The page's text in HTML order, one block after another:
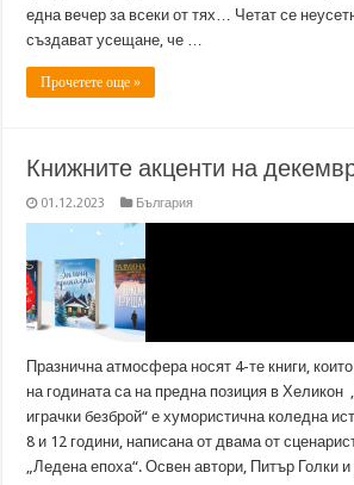
една вечер за всеки от тях… Четат се
създават усещане, че …
Прочетете още »
Книжните акценти на
01.12.2023 България
Празнична атмосфера носят 4-те книги,
на годината са на предна позиция в
играчки безброй“ е хумористична коледна
8 и 12 години, написана от двама от
„Ледена епоха“. Освен автори, Питър Голки